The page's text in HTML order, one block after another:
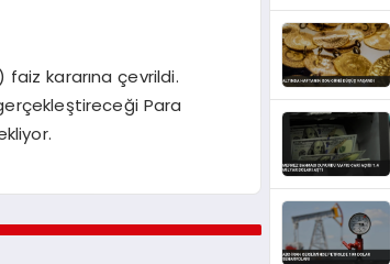
faiz kararına çevrildi.
Para